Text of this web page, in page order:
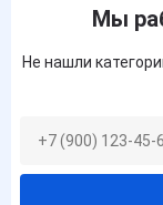
Мы
Не нашли